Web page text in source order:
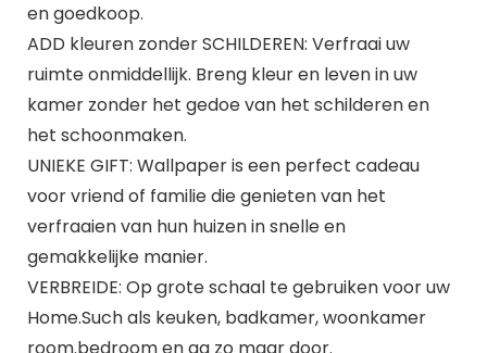
en goedkoop.
ADD kleuren zonder SCHILDEREN: Verfraai uw
ruimte onmiddellijk. Breng kleur en leven in uw
kamer zonder het gedoe van het schilderen en
het schoonmaken.
UNIEKE GIFT: Wallpaper is een perfect cadeau
voor vriend of familie die genieten van het
verfraaien van hun huizen in snelle en
gemakkelijke manier.
VERBREIDE: Op grote schaal te gebruiken voor uw
Home.Such als keuken, badkamer, woonkamer